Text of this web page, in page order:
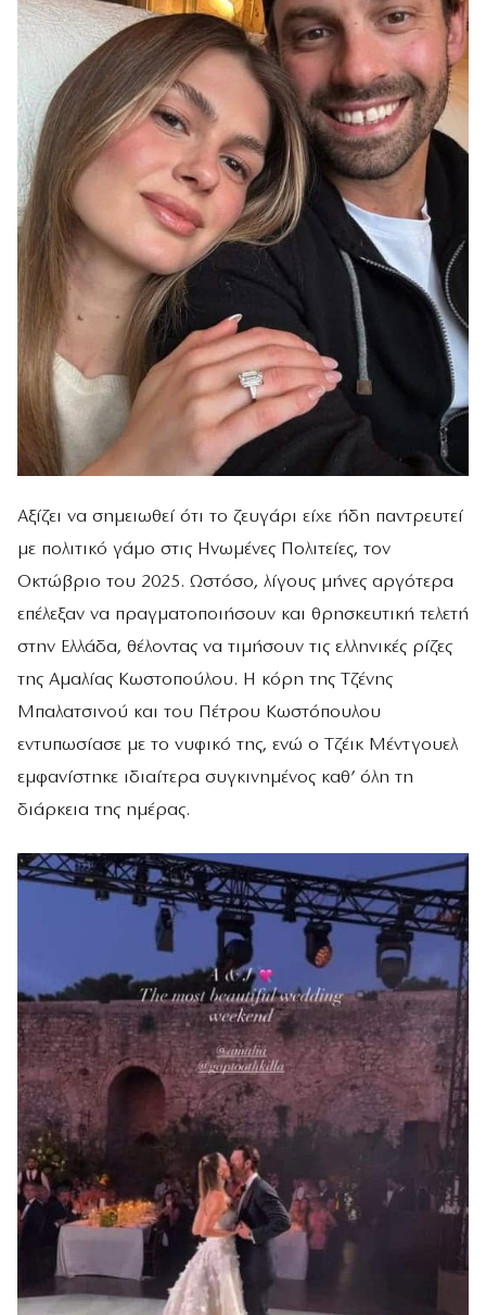
Αξίζει να σημειωθεί ότι το ζευγάρι είχε ήδη παντρευτεί
με πολιτικό γάμο στις Ηνωμένες Πολιτείες, τον
Οκτώβριο του 2025. Ωστόσο, λίγους μήνες αργότερα
επέλεξαν να πραγματοποιήσουν και θρησκευτική τελετή
στην Ελλάδα, θέλοντας να τιμήσουν τις ελληνικές ρίζες
της Αμαλίας Κωστοπούλου. Η κόρη της Τζένης
Μπαλατσινού και του Πέτρου Κωστόπουλου
εντυπωσίασε με το νυφικό της, ενώ ο Τζέικ Μέντγουελ
εμφανίστηκε ιδιαίτερα συγκινημένος καθ’ όλη τη
διάρκεια της ημέρας.